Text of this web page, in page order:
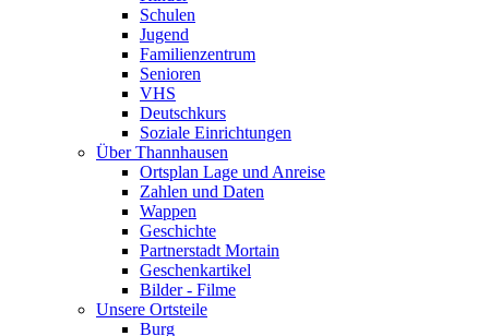
Schulen
Jugend
Familienzentrum
Senioren
VHS
Deutschkurs
Soziale Einrichtungen
Über Thannhausen
Ortsplan Lage und Anreise
Zahlen und Daten
Wappen
Geschichte
Partnerstadt Mortain
Geschenkartikel
Bilder - Filme
Unsere Ortsteile
Burg